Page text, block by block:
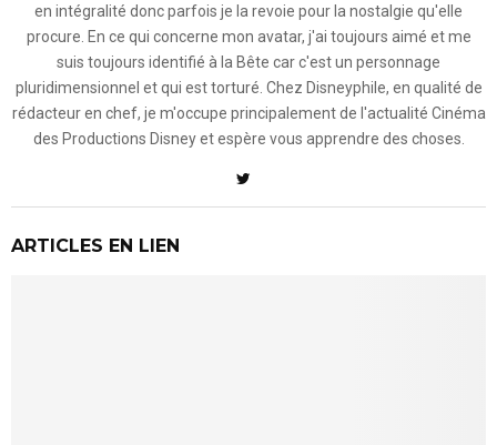
en intégralité donc parfois je la revoie pour la nostalgie qu'elle
procure. En ce qui concerne mon avatar, j'ai toujours aimé et me
suis toujours identifié à la Bête car c'est un personnage
pluridimensionnel et qui est torturé. Chez Disneyphile, en qualité de
rédacteur en chef, je m'occupe principalement de l'actualité Cinéma
des Productions Disney et espère vous apprendre des choses.
ARTICLES EN LIEN